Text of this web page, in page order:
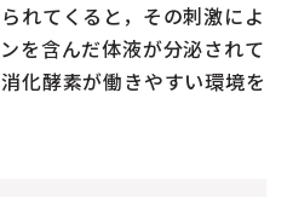
れてくると，その刺激によ
を含んだ体液が分泌されて
化酵素が働きやすい環境を